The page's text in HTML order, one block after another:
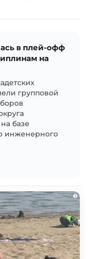
в плей-офф
на
групповой
базе
инженерного
i